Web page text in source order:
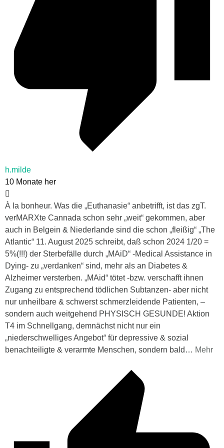
h.milde
10 Monate her
À la bonheur. Was die „Euthanasie“ anbetrifft, ist das zgT.
verMARXte Cannada schon sehr „weit“ gekommen, aber
auch in Belgein & Niederlande sind die schon „fleißig“ „The
Atlantic“ 11. August 2025 schreibt, daß schon 2024 1/20 =
5%(!!!) der Sterbefälle durch „MAiD“ -Medical Assistance in
Dying- zu „verdanken“ sind, mehr als an Diabetes &
Alzheimer versterben. „MAid“ tötet -bzw. verschafft ihnen
Zugang zu entsprechend tödlichen Subtanzen- aber nicht
nur unheilbare & schwerst schmerzleidende Patienten, –
sondern auch weitgehend PHYSISCH GESUNDE! Aktion
T4 im Schnellgang, demnächst nicht nur ein
„niederschwelliges Angebot“ für depressive & sozial
benachteiligte & verarmte Menschen, sondern bald … Mehr